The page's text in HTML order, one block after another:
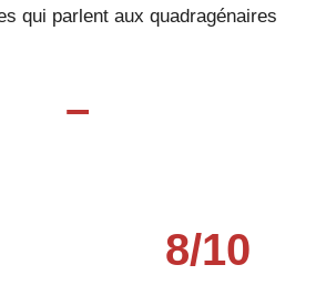
qui parlent aux quadragénaires
–
8/10